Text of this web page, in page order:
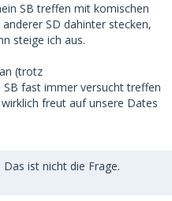
"Langes" wird das nicht.
interessiert es nicht wenn
wo ziehst du die Grenze, 3
zuviel. Oder Egal, kann
veranstalten?
sie hat noch 2 andere und
Oma krank dann die
sie vögelt heute mit
SB treffen mit komischen
SD dahinter stecken,
steige ich aus.
(trotz
fast immer versucht treffen
freut auf unsere Dates
ist nicht die Frage.